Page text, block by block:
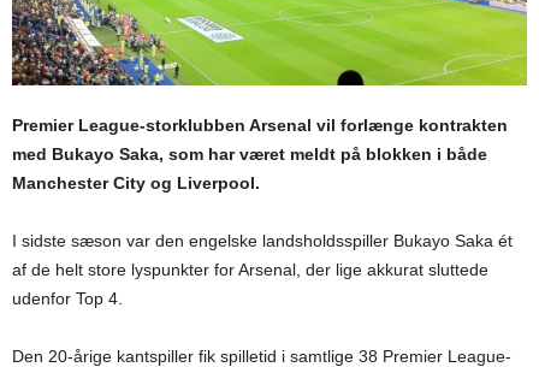
Premier League-storklubben Arsenal vil forlænge kontrakten
med Bukayo Saka, som har været meldt på blokken i både
Manchester City og Liverpool.
I sidste sæson var den engelske landsholdsspiller Bukayo Saka ét
af de helt store lyspunkter for Arsenal, der lige akkurat sluttede
udenfor Top 4.
Den 20-årige kantspiller fik spilletid i samtlige 38 Premier League-